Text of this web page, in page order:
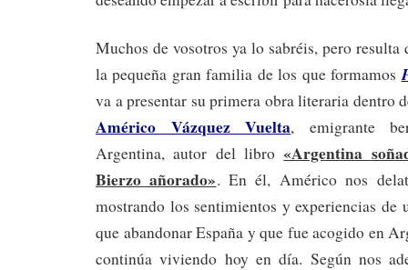
Muchos de vosotros ya lo sabréis, pero resulta
la pequeña gran familia de los que formamos
va a presentar su primera obra literaria dentro
Américo Vázquez Vuelta, emigrante
Argentina, autor del libro«Argentina
Bierzo añorado». En él, Américo nos
mostrando los sentimientos y experiencias de
que abandonar España y que fue acogido en
continúa viviendo hoy en día. Según nos